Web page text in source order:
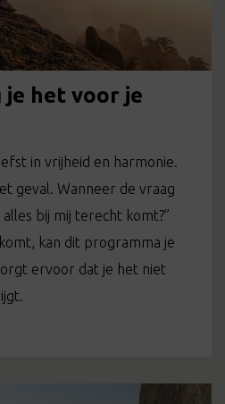
je het voor je
in vrijheid en harmonie.
geval. Wanneer de vraag
bij mij terecht komt?”
kan dit programma je
ervoor dat je het niet